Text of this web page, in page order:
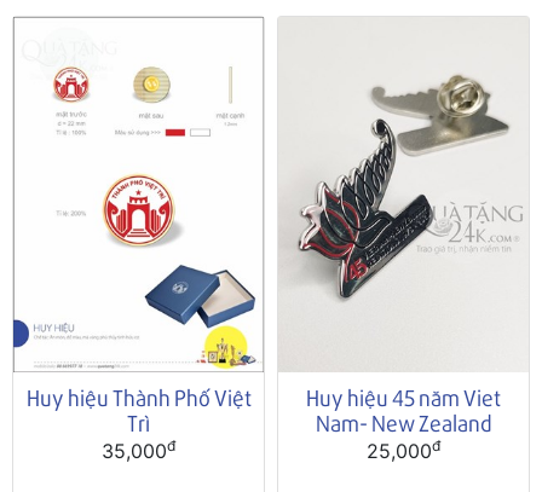
Huy hiệu Thành Phố Việt
Trì
35,000đ
Huy hiệu 45 năm Viet
Nam- New Zealand
25,000đ